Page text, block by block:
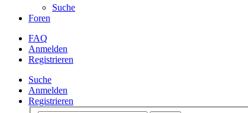
Suche
Foren
FAQ
Anmelden
Registrieren
Suche
Anmelden
Registrieren